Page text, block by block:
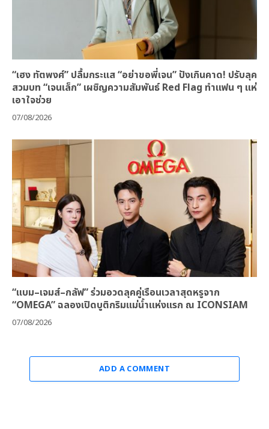
“เฮง ทัตพงศ์” ปลื้มกระแส “อย่าขอพี่เจน” ปังเกินคาด! ปรับลุค
สวมบท “เจนเล็ก” เผชิญความสัมพันธ์ Red Flag ทำแฟน ๆ แห่
เอาใจช่วย
07/08/2026
“แบม–เจมส์–กลัฟ” ร่วมอวดลุคคู่เรือนเวลาสุดหรูจาก
“OMEGA” ฉลองเปิดบูติกริมแม่น้ำแห่งแรก ณ ICONSIAM
07/08/2026
ADD A COMMENT